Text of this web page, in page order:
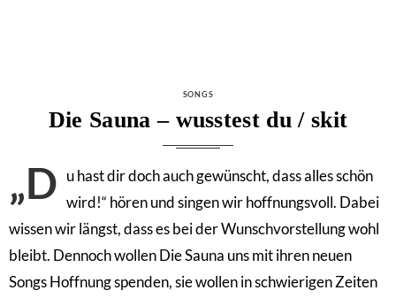
CATEGORIES
SONGS
Die Sauna – wusstest du / skit
„D u hast dir doch auch gewünscht, dass alles schön
wird!“ hören und singen wir hoffnungsvoll. Dabei
wissen wir längst, dass es bei der Wunschvorstellung wohl
bleibt. Dennoch wollen Die Sauna uns mit ihren neuen
Songs Hoffnung spenden, sie wollen in schwierigen Zeiten